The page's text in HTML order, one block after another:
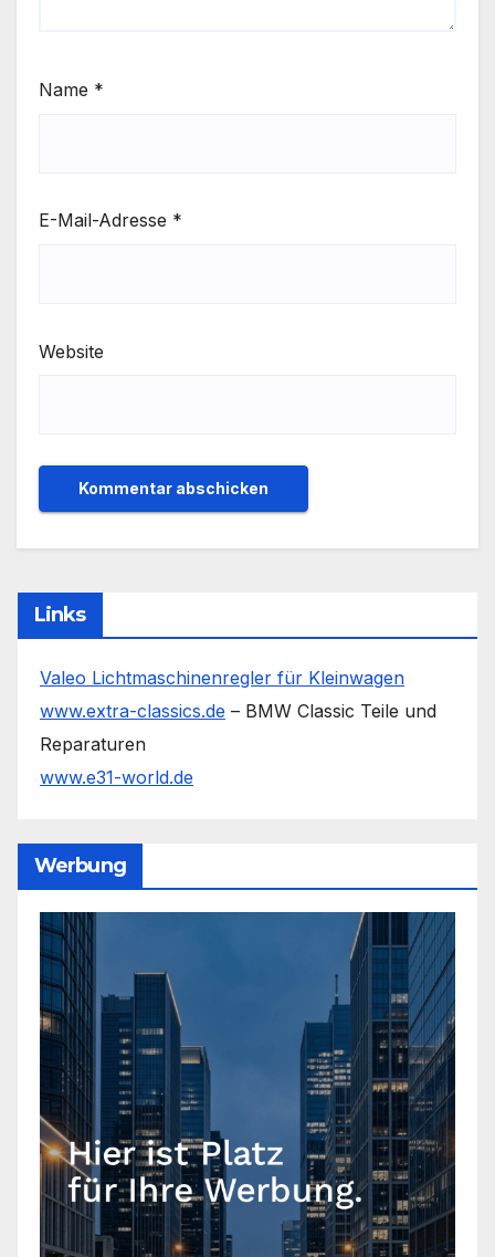
Name *
E-Mail-Adresse *
Website
Links
Valeo Lichtmaschinenregler für Kleinwagen
www.extra-classics.de – BMW Classic Teile und
Reparaturen
www.e31-world.de
Werbung